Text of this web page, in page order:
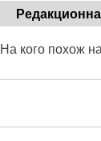
На кого похож